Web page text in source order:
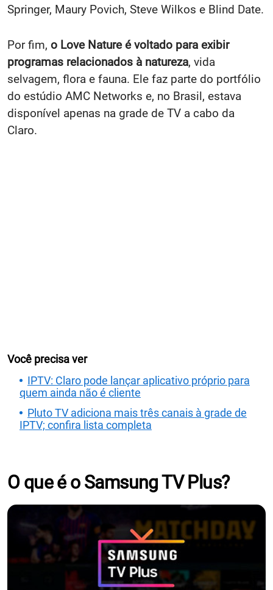
Springer, Maury Povich, Steve Wilkos e Blind Date.
Por fim, o Love Nature é voltado para exibir
programas relacionados à natureza, vida
selvagem, flora e fauna. Ele faz parte do portfólio
do estúdio AMC Networks e, no Brasil, estava
disponível apenas na grade de TV a cabo da
Claro.
Você precisa ver
IPTV: Claro pode lançar aplicativo próprio para
quem ainda não é cliente
Pluto TV adiciona mais três canais à grade de
IPTV; confira lista completa
O que é o Samsung TV Plus?